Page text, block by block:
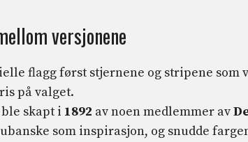
versjonene
flagg først stjernene og stripene som
på valget.
skapt i 1892 av noen medlemmer av
som inspirasjon, og snudde